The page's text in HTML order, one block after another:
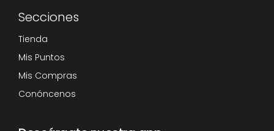
Secciones
Tienda
Mis Puntos
Mis Compras
Conóncenos